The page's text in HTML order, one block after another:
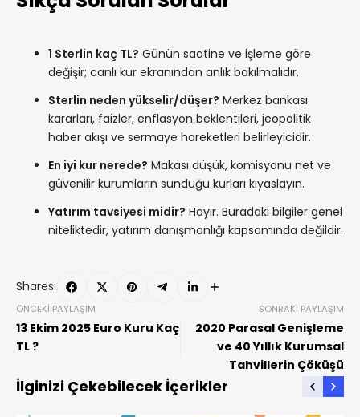
1 Sterlin kaç TL? Günün saatine ve işleme göre
değişir; canlı kur ekranından anlık bakılmalıdır.
Sterlin neden yükselir/düşer? Merkez bankası
kararları, faizler, enflasyon beklentileri, jeopolitik
haber akışı ve sermaye hareketleri belirleyicidir.
En iyi kur nerede? Makası düşük, komisyonu net ve
güvenilir kurumların sunduğu kurları kıyaslayın.
Yatırım tavsiyesi midir? Hayır. Buradaki bilgiler genel
niteliktedir, yatırım danışmanlığı kapsamında değildir.
Shares:
ÖNCEKI PAYLAŞIM
13 Ekim 2025 Euro Kuru Kaç
TL ?
SONRAKI PAYLAŞIM
2020 Parasal Genişleme
ve 40 Yıllık Kurumsal
Tahvillerin Çöküşü
İlginizi Çekebilecek İçerikler